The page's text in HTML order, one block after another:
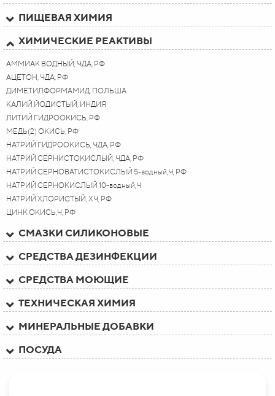
ПИЩЕВАЯ ХИМИЯ
ХИМИЧЕСКИЕ РЕАКТИВЫ
АММИАК ВОДНЫЙ, ЧДА, РФ
АЦЕТОН, ЧДА, РФ
ДИМЕТИЛФОРМАМИД, ПОЛЬША
КАЛИЙ ЙОДИСТЫЙ, ИНДИЯ
ЛИТИЙ ГИДРООКИСЬ, РФ
МЕДЬ(2) ОКИСЬ, РФ
НАТРИЙ ГИДРООКИСЬ, ЧДА, РФ
НАТРИЙ СЕРНИСТОКИСЛЫЙ, ЧДА, РФ
НАТРИЙ СЕРНОВАТИСТОКИСЛЫЙ 5-водный,Ч, РФ
НАТРИЙ СЕРНОКИСЛЫЙ 10-водный,Ч
НАТРИЙ ХЛОРИСТЫЙ, ХЧ, РФ
ЦИНК ОКИСЬ,Ч, РФ
СМАЗКИ СИЛИКОНОВЫЕ
СРЕДСТВА ДЕЗИНФЕКЦИИ
СРЕДСТВА МОЮЩИЕ
ТЕХНИЧЕСКАЯ ХИМИЯ
МИНЕРАЛЬНЫЕ ДОБАВКИ
ПОСУДА